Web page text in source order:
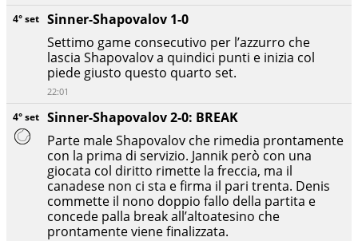
4° set Sinner-Shapovalov 2-0: BREAK
Parte male Shapovalov che rimedia prontamente
con la prima di servizio. Jannik però con una
giocata col diritto rimette la freccia, ma il
canadese non ci sta e firma il pari trenta. Denis
commette il nono doppio fallo della partita e
concede palla break all’altoatesino che
prontamente viene finalizzata.
4° set Sinner-Shapovalov 1-0
Settimo game consecutivo per l’azzurro che
lascia Shapovalov a quindici punti e inizia col
piede giusto questo quarto set.
22:01